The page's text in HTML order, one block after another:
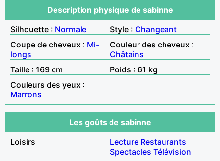
Description physique de sabinne
Silhouette : Normale Style : Changeant
Coupe de cheveux : Mi-
longs
Couleur des cheveux :
Châtains
Taille : 169 cm
Poids : 61 kg
Couleurs des yeux :
Marrons
Les goûts de sabinne
Loisirs
Lecture Restaurants
Spectacles Télévision